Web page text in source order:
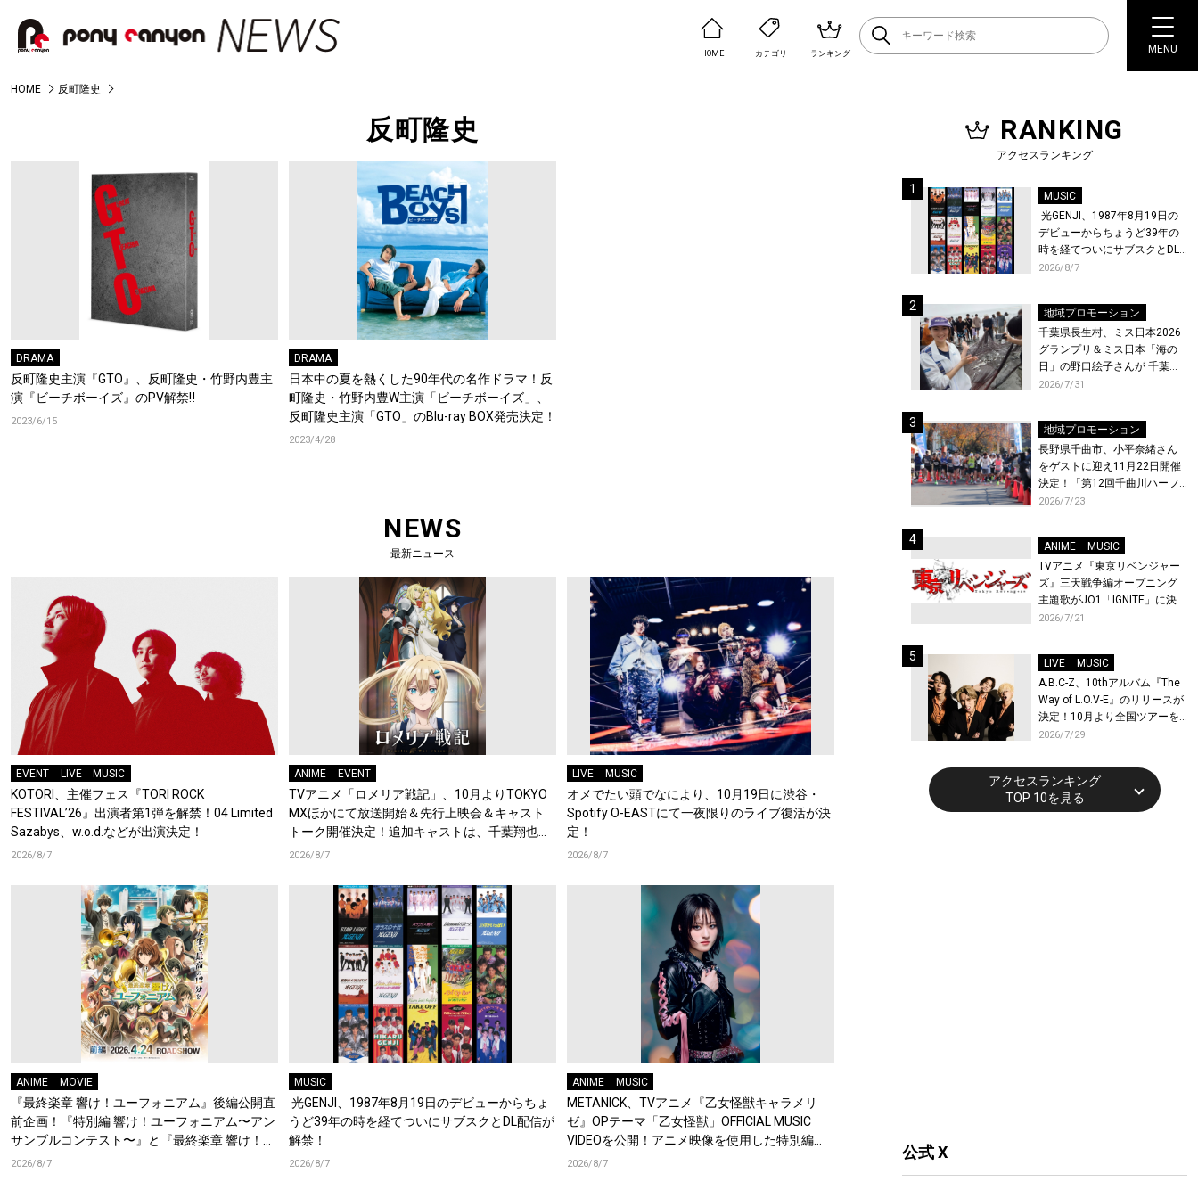
HOME カテゴリ ランキング MENU
HOME 反町隆史
反町隆史
DRAMA
反町隆史主演『GTO』、反町隆史・竹野内豊主
演『ビーチボーイズ』のPV解禁‼
2023/6/15
DRAMA
日本中の夏を熱くした90年代の名作ドラマ！反
町隆史・竹野内豊W主演「ビーチボーイズ」、
反町隆史主演「GTO」のBlu-ray BOX発売決定！
2023/4/28
NEWS
最新ニュース
EVENT LIVE MUSIC
KOTORI、主催フェス『TORI ROCK
FESTIVAL’26』出演者第1弾を解禁！04 Limited
Sazabys、w.o.d.などが出演決定！
2026/8/7
ANIME EVENT
TVアニメ「ロメリア戦記」、10月よりTOKYO
MXほかにて放送開始＆先行上映会＆キャスト
トーク開催決定！追加キャストは、千葉翔也、
梶原岳人、堀江瞬、綿貫竜之介！PV第1弾公
2026/8/7
LIVE MUSIC
オメでたい頭でなにより、10月19日に渋谷・
Spotify O-EASTにて一夜限りのライブ復活が決
定！
2026/8/7
ANIME MOVIE
『最終楽章 響け！ユーフォニアム』後編公開直
前企画！『特別編 響け！ユーフォニアム〜アン
サンブルコンテスト〜』と『最終楽章 響け！ユ
ーフォニアム』前編の一挙上映が決定！
2026/8/7
MUSIC
光GENJI、1987年8月19日のデビューからちょ
うど39年の時を経てついにサブスクとDL配信が
解禁！
2026/8/7
ANIME MUSIC
METANICK、TVアニメ『乙女怪獣キャラメリ
ゼ』OPテーマ「乙女怪獣」OFFICIAL MUSIC
VIDEOを公開！アニメ映像を使用した特別編
集！
2026/8/7
RANKING
アクセスランキング
MUSIC
光GENJI、1987年8月19日の
デビューからちょうど39年の
時を経てついにサブスクとDL
配信が解禁！
2026/8/7
地域プロモーション
千葉県長生村、ミス日本2026
グランプリ＆ミス日本「海の
日」の野口絵子さんが 千葉県
唯一の村・長生村で地引網を
2026/7/31
地域プロモーション
長野県千曲市、小平奈緒さん
をゲストに迎え11月22日開催
決定！「第12回千曲川ハーフ
マラソン」エントリー受付開
2026/7/23
ANIME
MUSIC
TVアニメ『東京リベンジャー
ズ』三天戦争編オープニング
主題歌がJO1「IGNITE」に決
定！メンバー全員から喜びと
先行上映会を開催！
2026/7/21
LIVE
MUSIC
A.B.C-Z、10thアルバム『The
Way of L.O.V-E』のリリースが
決定！10月より全国ツアーを
開催！
2026/7/29
アクセスランキング
TOP 10を見る
公式 X